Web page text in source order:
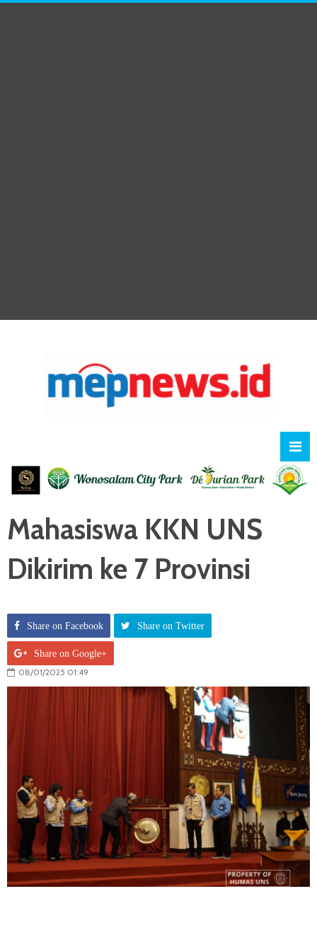
Mahasiswa KKN UNS
Dikirim ke 7 Provinsi
Share on Facebook Share on Twitter
Share on Google+
08/01/2025 01:49